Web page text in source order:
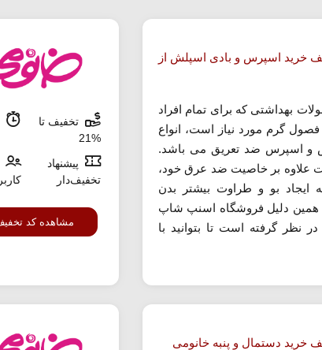
خرید اسپرس و بادی اسپلش از
بهداشتی که برای تمام افراد
گرم مورد نیاز است، انواع
و اسپرس ضد تعریق می باشد.
علاوه بر خاصیت ضد عرق خود،
ایجاد بو و طراوت بیشتر بدن
همین دلیل فروشگاه اسنپ شاپ
نظر گرفته است تا بتوانید با
تخفیف تا
%21
پیشنهاد
تخفیف‌دار
مشاهده کد